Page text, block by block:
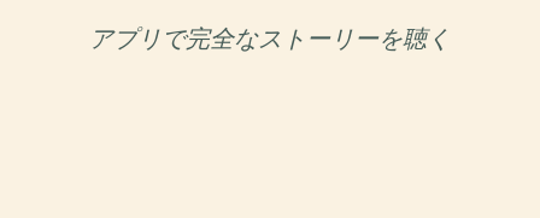
アプリで完全なストーリーを聴く